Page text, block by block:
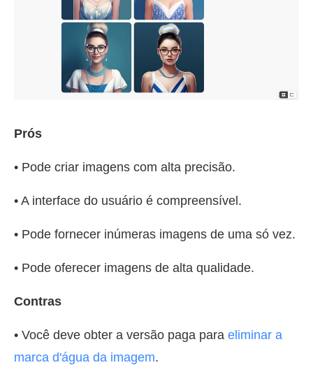
Prós
• Pode criar imagens com alta precisão.
• A interface do usuário é compreensível.
• Pode fornecer inúmeras imagens de uma só vez.
• Pode oferecer imagens de alta qualidade.
Contras
• Você deve obter a versão paga para eliminar a
marca d'água da imagem.